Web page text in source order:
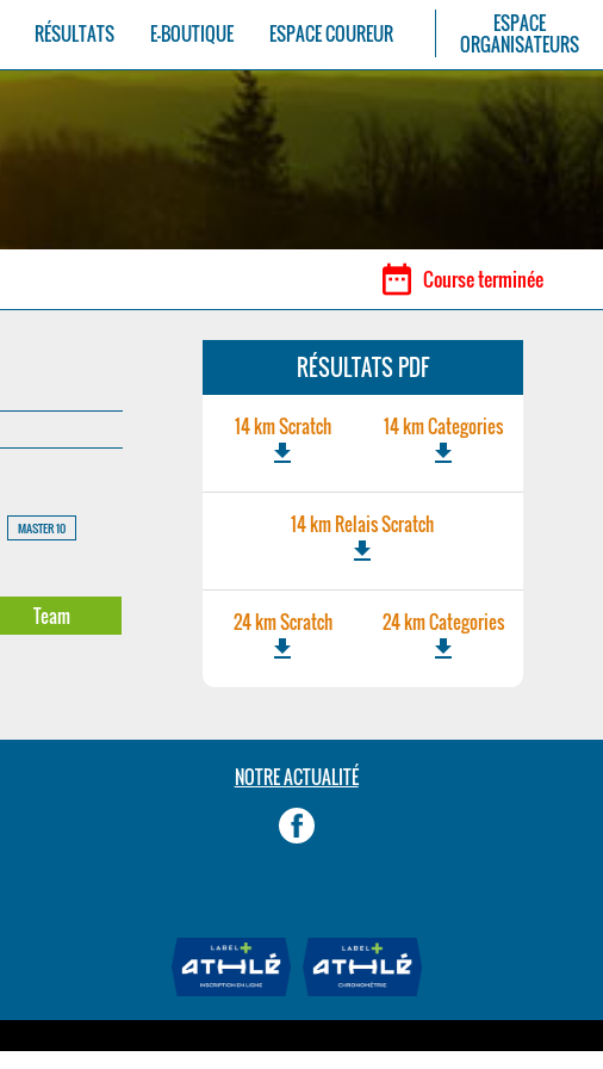
RÉSULTATS E-BOUTIQUE ESPACE COUREUR
ESPACE
ORGANISATEURS
date_range Course terminée
MASTER 10
Team
RÉSULTATS PDF
14 km Scratch
file_download
14 km Categories
file_download
14 km Relais Scratch
file_download
24 km Scratch
file_download
24 km Categories
file_download
NOTRE ACTUALITÉ